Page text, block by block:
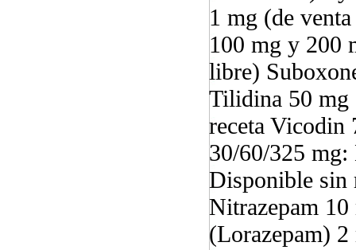
1 mg (de
100 mg y 200
libre)
Tilidina 50 mg
receta Vicodin
30/60/325
Disponible sin
Nitrazepam
(Lorazepam)